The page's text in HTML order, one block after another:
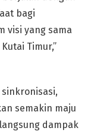
bagi
visi yang sama
Timur,”
semakin maju
dampak